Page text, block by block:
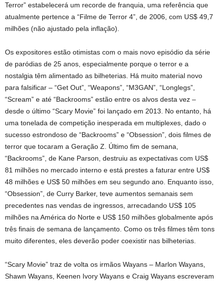
Terror” estabelecerá um recorde de franquia, uma referência que
atualmente pertence a “Filme de Terror 4”, de 2006, com US$ 49,7
milhões (não ajustado pela inflação).
Os expositores estão otimistas com o mais novo episódio da série
de paródias de 25 anos, especialmente porque o terror e a
nostalgia têm alimentado as bilheterias. Há muito material novo
para falsificar – “Get Out”, “Weapons”, “M3GAN”, “Longlegs”,
“Scream” e até “Backrooms” estão entre os alvos desta vez –
desde o último “Scary Movie” foi lançado em 2013. No entanto, há
uma tonelada de competição inesperada em multiplexes, dado o
sucesso estrondoso de “Backrooms” e “Obsession”, dois filmes de
terror que tocaram a Geração Z. Último fim de semana,
“Backrooms”, de Kane Parson, destruiu as expectativas com US$
81 milhões no mercado interno e está prestes a faturar entre US$
48 milhões e US$ 50 milhões em seu segundo ano. Enquanto isso,
“Obsession”, de Curry Barker, teve aumentos semanais sem
precedentes nas vendas de ingressos, arrecadando US$ 105
milhões na América do Norte e US$ 150 milhões globalmente após
três finais de semana de lançamento. Como os três filmes têm tons
muito diferentes, eles deverão poder coexistir nas bilheterias.
“Scary Movie” traz de volta os irmãos Wayans – Marlon Wayans,
Shawn Wayans, Keenen Ivory Wayans e Craig Wayans escreveram